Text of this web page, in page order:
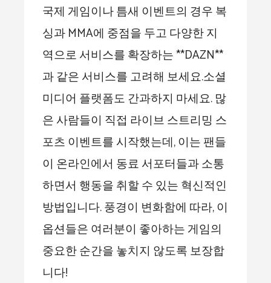
국제 게임이나 틈새 이벤트의 경우 복
싱과 MMA에 중점을 두고 다양한 지
역으로 서비스를 확장하는 **DAZN**
과 같은 서비스를 고려해 보세요.소셜
미디어 플랫폼도 간과하지 마세요. 많
은 사람들이 직접 라이브 스트리밍 스
포츠 이벤트를 시작했는데, 이는 팬들
이 온라인에서 동료 서포터들과 소통
하면서 행동을 취할 수 있는 혁신적인
방법입니다. 풍경이 변화함에 따라, 이
옵션들은 여러분이 좋아하는 게임의
중요한 순간을 놓치지 않도록 보장합
니다!